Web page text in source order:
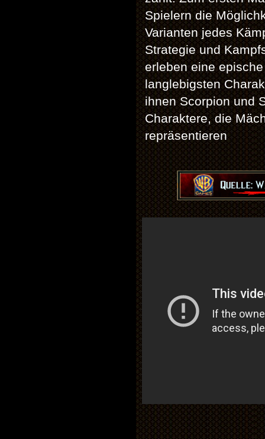
Spielern die
Varianten jedes
Strategie und
erleben eine
langlebigsten
ihnen Scorpion und
Charaktere, die
repräsentieren